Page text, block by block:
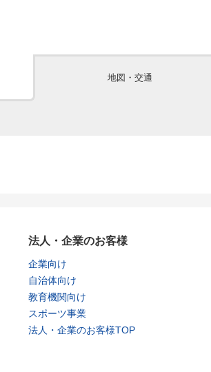
地図・交通
法人・企業のお客様
企業向け
自治体向け
教育機関向け
スポーツ事業
法人・企業のお客様TOP